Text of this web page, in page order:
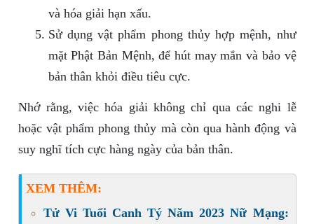
và hóa giải hạn xấu.
Sử dụng vật phẩm phong thủy hợp mệnh, như
mặt Phật Bản Mệnh, để hút may mắn và bảo vệ
bản thân khỏi điều tiêu cực.
Nhớ rằng, việc hóa giải không chỉ qua các nghi lễ
hoặc vật phẩm phong thủy mà còn qua hành động và
suy nghĩ tích cực hàng ngày của bản thân.
XEM THÊM:
Tử Vi Tuổi Canh Tý Năm 2023 Nữ Mạng: